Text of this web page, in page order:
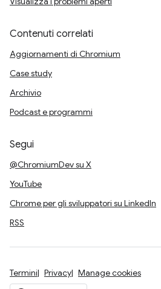
Contenuti correlati
Aggiornamenti di Chromium
Case study
Archivio
Podcast e programmi
Segui
@ChromiumDev su X
YouTube
Chrome per gli sviluppatori su LinkedIn
RSS
Termini Privacy Manage cookies